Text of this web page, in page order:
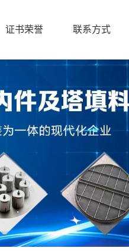
证书荣誉 联系方式